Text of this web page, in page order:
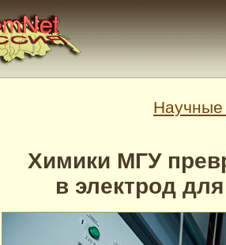
Научные
Химики МГУ
в электрод